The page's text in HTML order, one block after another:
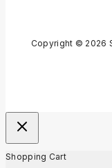
Copyright © 2026
Shopping Cart